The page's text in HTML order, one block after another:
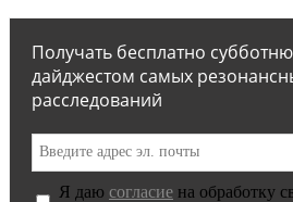
Получать бесплатно
дайджестом самых
расследований
Я даю согласие на обработку